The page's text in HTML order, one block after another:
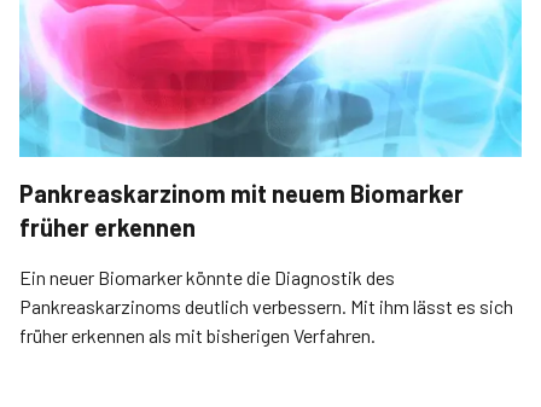
Pankreaskarzinom mit neuem Biomarker
früher erkennen
Ein neuer Biomarker könnte die Diagnostik des
Pankreaskarzinoms deutlich verbessern. Mit ihm lässt es sich
früher erkennen als mit bisherigen Verfahren.